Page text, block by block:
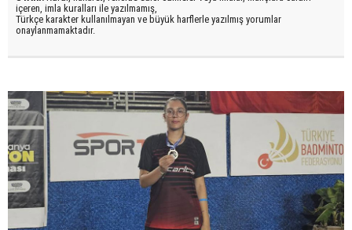
içeren, imla kuralları ile yazılmamış,
Türkçe karakter kullanılmayan ve büyük harflerle yazılmış yorumlar
onaylanmamaktadır.